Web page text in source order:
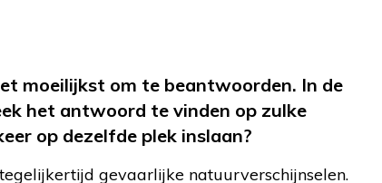
moeilijkst om te beantwoorden. In de
het antwoord te vinden op zulke
op dezelfde plek inslaan?
gevaarlijke natuurverschijnselen.